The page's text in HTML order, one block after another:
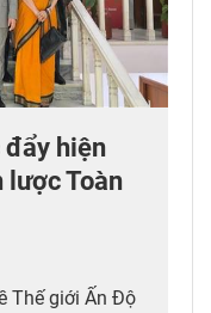
hiện
lược Toàn
Thế giới Ấn Độ